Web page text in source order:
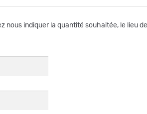
nous indiquer la quantité souhaitée, le lieu